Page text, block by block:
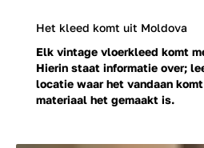
Het kleed komt uit Moldova
Elk vintage vloerkleed komt
Hierin staat informatie over;
locatie waar het vandaan
materiaal het gemaakt is.